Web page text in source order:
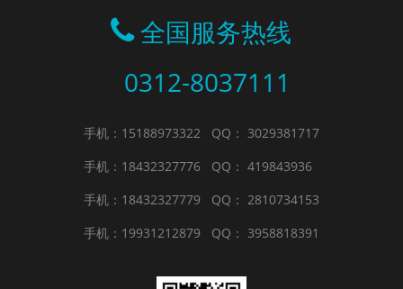
全国服务热线
0312-8037111
手机：15188973322
QQ： 3029381717
手机：18432327776QQ： 419843936
手机：18432327779QQ： 2810734153
手机：19931212879
QQ： 3958818391